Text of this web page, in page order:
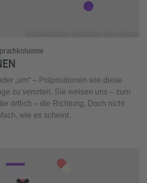
oder „um“ – Präpositionen wie diese
zu verorten. Sie weisen uns – zum
örtlich – die Richtung. Doch nicht
wie es scheint.